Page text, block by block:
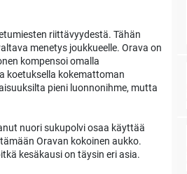
riittävyydestä. Tähän
menetys joukkueelle. Orava on
kompensoi omalla
koetuksella kokemattoman
pieni luonnonihme, mutta
nuori sukupolvi osaa käyttää
Oravan kokoinen aukko.
kesäkausi on täysin eri asia.